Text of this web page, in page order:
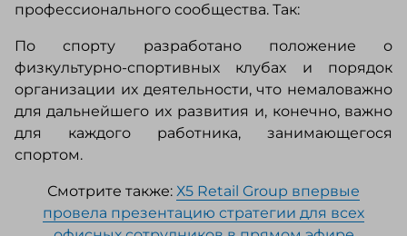
профессионального сообщества. Так:
По спорту разработано положение о
физкультурно-спортивных клубах и порядок
организации их деятельности, что немаловажно
для дальнейшего их развития и, конечно, важно
для каждого работника, занимающегося
спортом.
Смотрите также: Х5 Retail Group впервые
провела презентацию стратегии для всех